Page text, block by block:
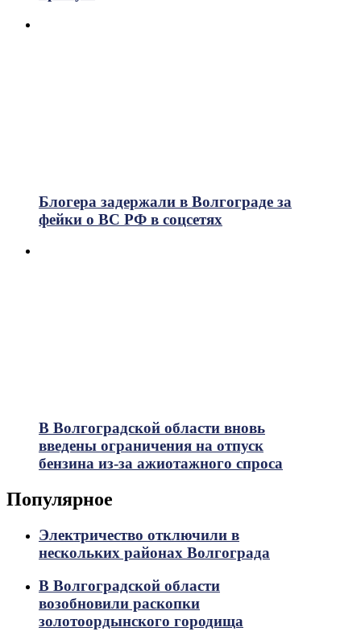
Блогера задержали в Волгограде за
фейки о ВС РФ в соцсетях
В Волгоградской области вновь
введены ограничения на отпуск
бензина из-за ажиотажного спроса
Популярное
Электричество отключили в
нескольких районах Волгограда
В Волгоградской области
возобновили раскопки
золотоордынского городища